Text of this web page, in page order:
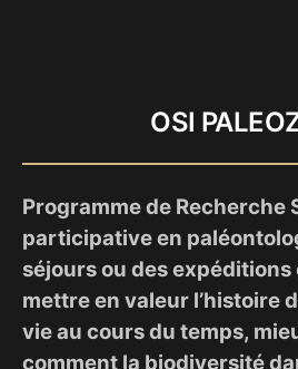
OSI
Programme de Recherche
participative en
séjours ou des expéditions
mettre en valeur l’histoire
vie au cours du temps,
comment la biodiversité